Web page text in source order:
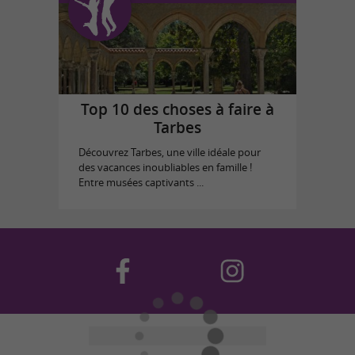
Top 10 des choses à faire à
Tarbes
Découvrez Tarbes, une ville idéale pour
des vacances inoubliables en famille !
Entre musées captivants ...